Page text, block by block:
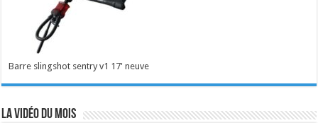
Barre slingshot sentry v1 17' neuve
La vidéo du mois